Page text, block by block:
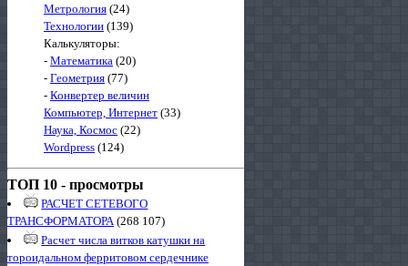
Метрология (24)
Технологии (139)
Калькуляторы:
- Математика (20)
- Геометрия (77)
- Конвертер величин
Компьютер, Интернет (33)
Наука, Космос (22)
Wordpress (124)
ТОП 10 - просмотры
РАСЧЕТ СЕТЕВОГО
ТРАНСФОРМАТОРА(268 107)
Расчет числа витков катушки на
тороидальном ферритовом сердечнике